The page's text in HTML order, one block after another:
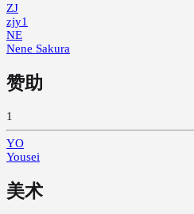
ZJ
zjy1
NE
Nene Sakura
赞助
1
YO
Yousei
美术